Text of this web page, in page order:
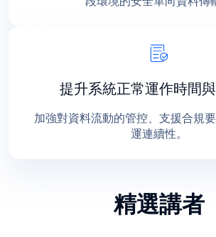
提升系統正常運作時間
加強對資料流動的管控、支援合規
運連續性。
精選講者